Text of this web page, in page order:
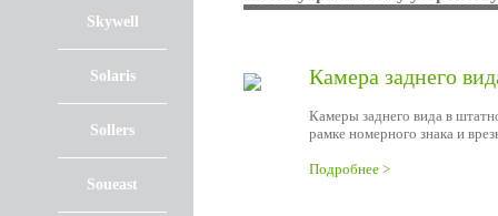
Skywell
Solaris
Sollers
Soueast
Камера заднего
Камеры заднего вида в
рамке номерного знака и
Подробнее >